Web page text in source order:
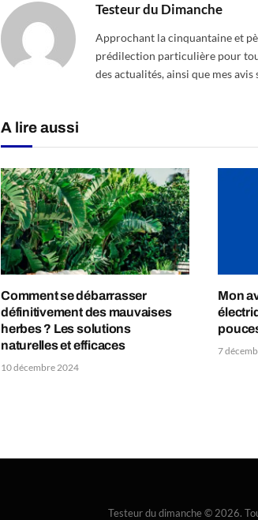
Testeur du Dimanche
Approchant la cinquantaine et
prédilection particulière pour
des actualités, ainsi que mes
A lire aussi
Comment se débarrasser
définitivement des mauvaises
herbes ? Les solutions
naturelles et efficaces
10 décembre 2024
Mon
7
Testeur du dimanche © 2026.